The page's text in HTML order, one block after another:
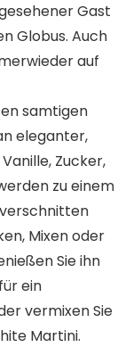
Gast
Globus. Auch
auf
samtigen
eleganter,
Zucker,
zu einem
Mixen oder
Sie ihn
ein
vermixen Sie
Martini.